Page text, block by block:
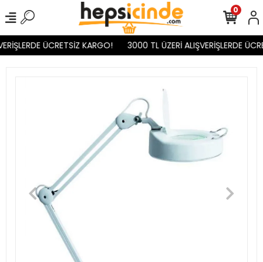
ÜCRETSİZ KARGO! 3000 TL ÜZERİ ALIŞVERİŞLERDE
0